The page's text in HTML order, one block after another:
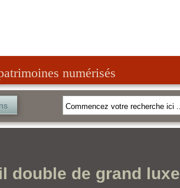
numérisés
double de grand luxe